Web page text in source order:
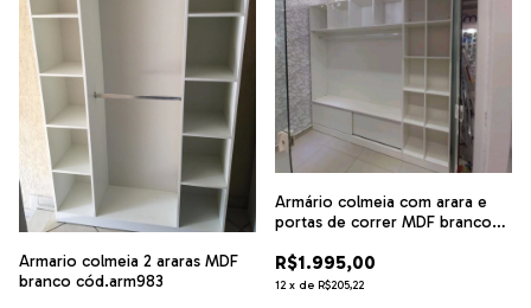
Armario colmeia 2 araras MDF
branco cód.arm983
Armário colmeia com arara e
portas de correr MDF branco
R$1.995,00
12 x de R$205,22